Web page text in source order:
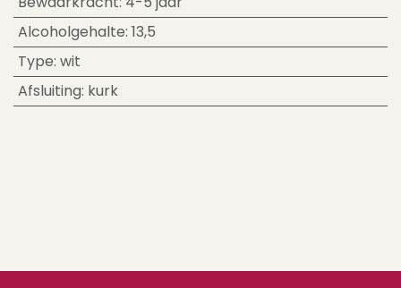
Alcoholgehalte: 13,5
Type: wit
Afsluiting: kurk